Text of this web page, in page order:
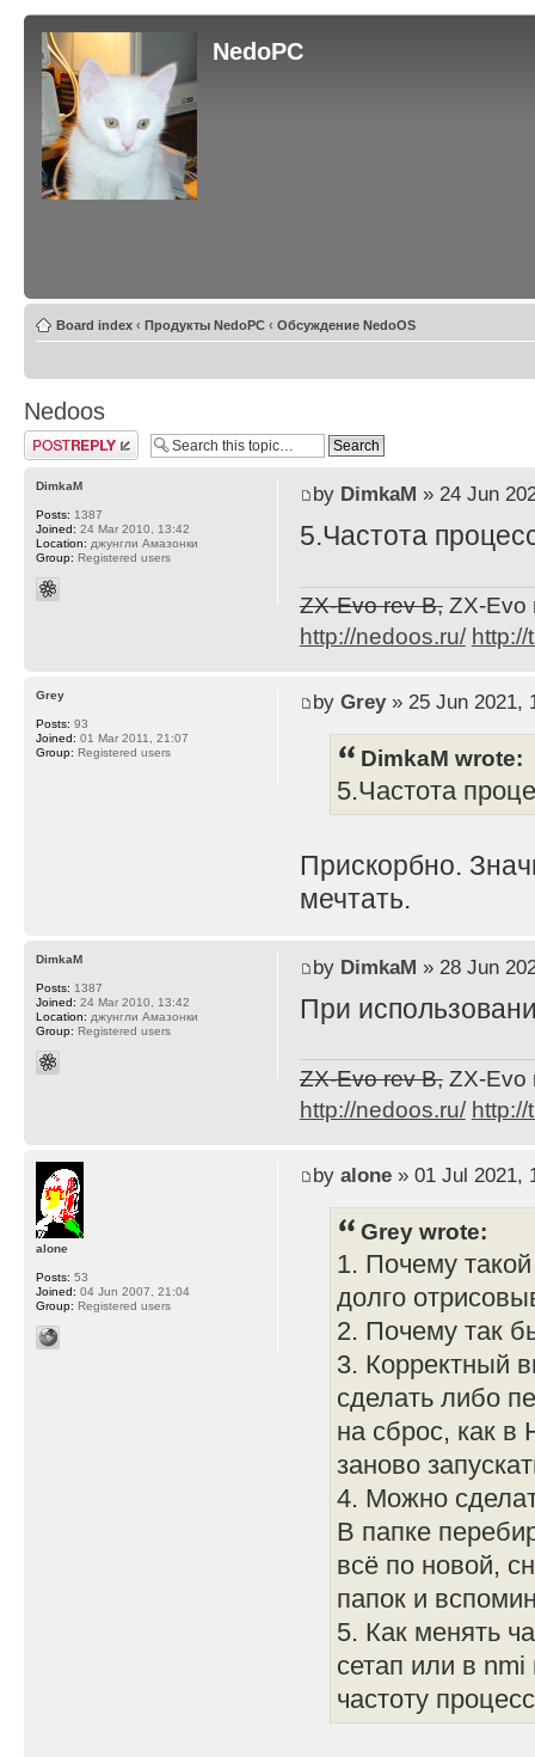
NedoPC
Board index ‹ Продукты NedoPC ‹ Обсуждение NedoOS
Nedoos
Post a reply
by DimkaM » 24 Jun
5.Частота
ZX-Evo rev B,ZX-Evo
http://nedoos.ru/ http://
DimkaM
Posts: 1387
Joined: 24 Mar 2010, 13:42
Location: джунгли Амазонки
Group: Registered users
by Grey» 25 Jun 2021,
DimkaM wrote:
5.Частота
Прискорбно.
мечтать.
Grey
Posts: 93
Joined: 01 Mar 2011, 21:07
Group: Registered users
by DimkaM » 28 Jun
При
ZX-Evo rev B,ZX-Evo
http://nedoos.ru/ http://
DimkaM
Posts: 1387
Joined: 24 Mar 2010, 13:42
Location: джунгли Амазонки
Group: Registered users
by alone» 01 Jul 2021,
Grey wrote:
1. Почему
долго
2. Почему так
3. Корректный
сделать либо
на сброс, как в
заново
4. Можно
В папке
всё по новой,
папок и
5. Как менять
сетап или в
частоту
alone
Posts: 53
Joined: 04 Jun 2007, 21:04
Group: Registered users